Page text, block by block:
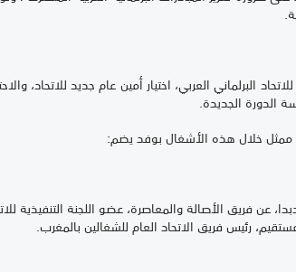
كما ستعرف فعاليات المؤتمر 36 للاتحاد البرلماني العربي، اختيار أمين
الدورة الجديدة.
ممثل خلال هذه الأشغال بوفد يضم:
عن فريق الأصالة والمعاصرة، عضو اللجنة التنفيذية
رئيس فريق الاتحاد العام للشغالين بالمغرب.